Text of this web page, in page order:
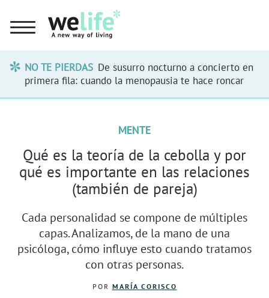
NO TE PIERDAS De susurro nocturno a concierto en
primera fila: cuando la menopausia te hace roncar
MENTE
Qué es la teoría de la cebolla y por
qué es importante en las relaciones
(también de pareja)
Cada personalidad se compone de múltiples
capas. Analizamos, de la mano de una
psicóloga, cómo influye esto cuando tratamos
con otras personas.
POR MARÍA CORISCO